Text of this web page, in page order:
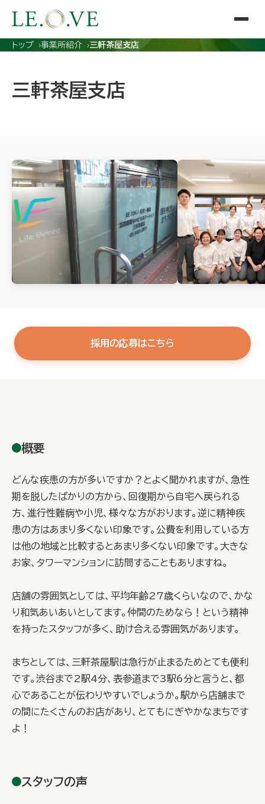
トップ 事業所紹介 三軒茶屋支店
三軒茶屋支店
採用の応募はこちら
概要
どんな疾患の方が多いですか？とよく聞かれますが、急性
期を脱したばかりの方から、回復期から自宅へ戻られる
方、進行性難病や小児、様々な方がおります。逆に精神疾
患の方はあまり多くない印象です。公費を利用している方
は他の地域と比較するとあまり多くない印象です。大きな
お家、タワーマンションに訪問することもありますね。
店舗の雰囲気としては、平均年齢27歳くらいなので、かな
り和気あいあいとしてます。仲間のためなら！という精神
を持ったスタッフが多く、助け合える雰囲気があります。
まちとしては、三軒茶屋駅は急行が止まるためとても便利
です。渋谷まで2駅4分、表参道まで3駅6分と言うと、都
心であることが伝わりやすいでしょうか。駅から店舗まで
の間にたくさんのお店があり、とてもにぎやかなまちです
よ！
スタッフの声